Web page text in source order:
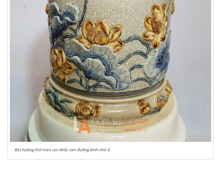
Bát hương thờ men rạn khắc sen đường kính nhỏ 4